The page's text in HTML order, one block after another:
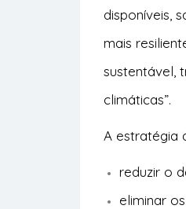
disponíveis,
mais
sustentável,
climáticas”.
A estratégia
reduzir o
eliminar